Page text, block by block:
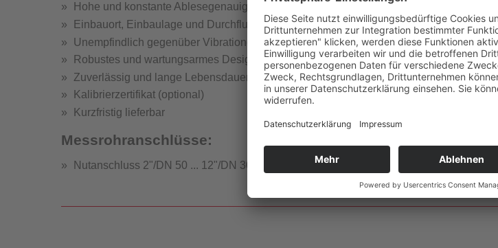
Wandhydrantenprüfgerät
Testeinrichtungen
Strömungsmelder TesterWandhydrantenprüfgeräte
Hohe und konstante Ablesegenauigkeit
Einbauort, Einbaulage und Durchflussrichtung beliebig
Unempfindlich gegenüber Vibrationen
Robustes und wartungsarmes Design
Zuverlässig und lange Lebensdauer
Kalibrierzertifikat (optional)
Kurzfristig lieferbar
Messrohranschlüsse:
Nutanschluss 2"/DN 50 ... 12"/DN 300